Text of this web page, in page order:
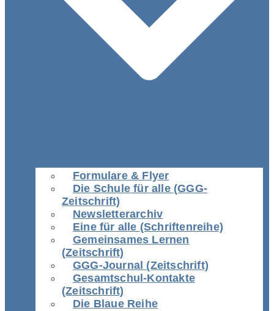
Formulare & Flyer
Die Schule für alle (GGG-
Zeitschrift)
Newsletterarchiv
Eine für alle (Schriftenreihe)
Gemeinsames Lernen
(Zeitschrift)
GGG-Journal (Zeitschrift)
Gesamtschul-Kontakte
(Zeitschrift)
Die Blaue Reihe